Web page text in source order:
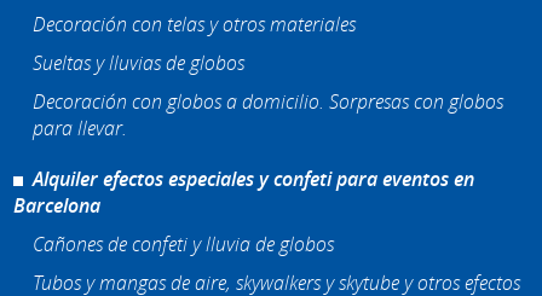
Decoración con telas y otros materiales
Sueltas y lluvias de globos
Decoración con globos a domicilio. Sorpresas con globos
para llevar.
Alquiler efectos especiales y confeti para eventos en
Barcelona
Cañones de confeti y lluvia de globos
Tubos y mangas de aire, skywalkers y skytube y otros efectos